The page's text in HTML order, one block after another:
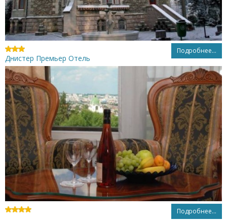
Подробнее...
Днистер Премьер Отель
Подробнее...